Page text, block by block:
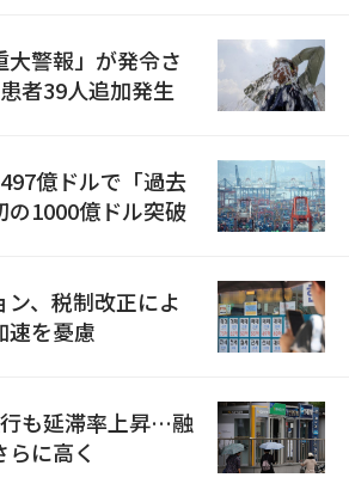
大警報」が発令さ
者39人追加発生
億ドルで「過去
1000億ドル突破
、税制改正によ
速を憂慮
も延滞率上昇…融
に高く